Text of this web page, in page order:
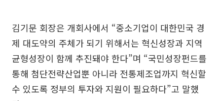
김기문 회장은 개회사에서 “중소기업이 대한민국 경
제 대도약의 주체가 되기 위해서는 혁신성장과 지역
균형성장이 함께 추진돼야 한다”며 “국민성장펀드를
통해 첨단전략산업뿐 아니라 전통제조업까지 혁신할
수 있도록 정부의 투자와 지원이 필요하다”고 말했